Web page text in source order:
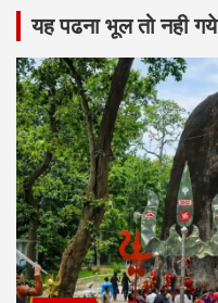
यह पढना भूल तो नही गये